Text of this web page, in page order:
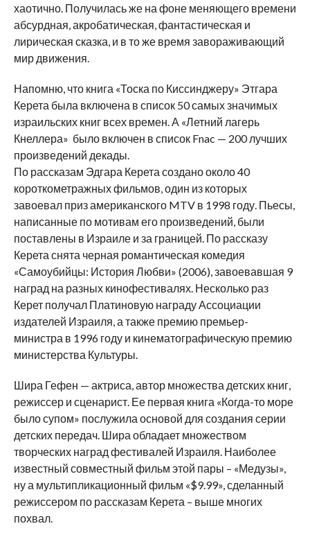
хаотично. Получилась же на фоне меняющего времени
абсурдная, акробатическая, фантастическая и
лирическая сказка, и в то же время завораживающий
мир движения.
Напомню, что книга «Тоска по Киссинджеру» Этгара
Керета была включена в список 50 самых значимых
израильских книг всех времен. А «Летний лагерь
Кнеллера» было включен в список Fnac — 200 лучших
произведений декады.
По рассказам Эдгара Керета создано около 40
короткометражных фильмов, один из которых
завоевал приз американского MTVв 1998 году. Пьесы,
написанные по мотивам его произведений, были
поставлены в Израиле и за границей. По рассказу
Керета снята черная романтическая комедия
«Самоубийцы: История Любви» (2006), завоевавшая 9
наград на разных кинофестивалях. Несколько раз
Керет получал Платиновую награду Ассоциации
издателей Израиля, а также премию премьер-
министра в 1996 году и кинематографическую премию
министерства Культуры.
Шира Гефен — актриса, автор множества детских книг,
режиссер и сценарист. Ее первая книга «Когда-то море
было супом» послужила основой для создания серии
детских передач. Шира обладает множеством
творческих наград фестивалей Израиля. Наиболее
известный совместный фильм этой пары – «Медузы»,
ну а мультипликационный фильм «$9.99», сделанный
режиссером по рассказам Керета – выше многих
похвал.